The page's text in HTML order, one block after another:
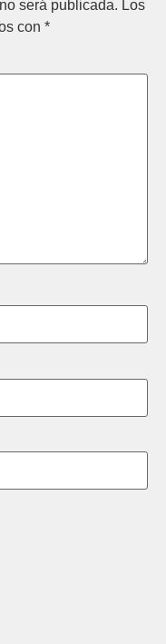
será publicada. Los
con *